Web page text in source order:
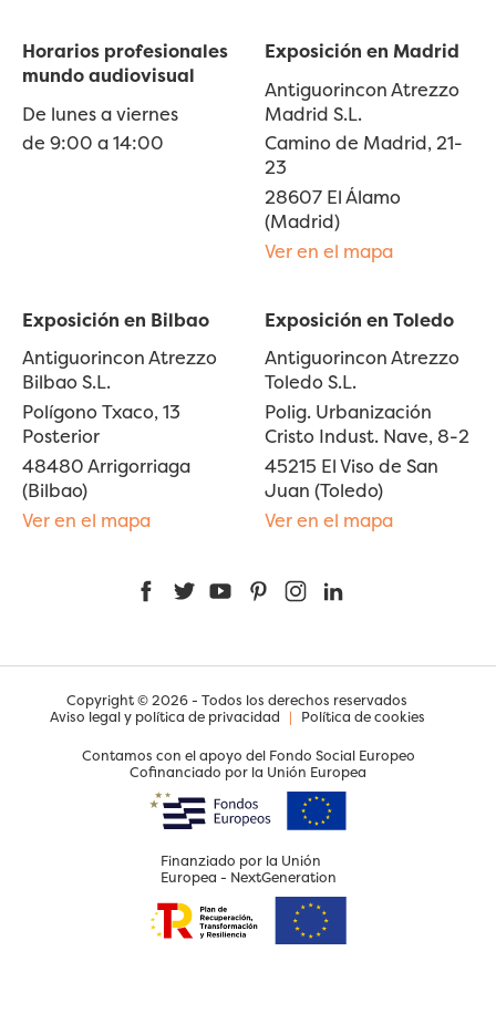
Horarios profesionales
mundo audiovisual
De lunes a viernes
de 9:00 a 14:00
Exposición en Madrid
Antiguorincon Atrezzo
Madrid S.L.
Camino de Madrid, 21-
23
28607 El Álamo
(Madrid)
Ver en el mapa
Exposición en Bilbao
Antiguorincon Atrezzo
Bilbao S.L.
Polígono Txaco, 13
Posterior
48480 Arrigorriaga
(Bilbao)
Ver en el mapa
Exposición en Toledo
Antiguorincon Atrezzo
Toledo S.L.
Polig. Urbanización
Cristo Indust. Nave, 8-2
45215 El Viso de San
Juan (Toledo)
Ver en el mapa
FacebookTwitterYouTubePinterestInstagram
Copyright © 2026 - Todos los derechos reservados
Aviso legal y política de privacidad | Política de cookies
Contamos con el apoyo del Fondo Social Europeo
Cofinanciado por la Unión Europea
Finanziado por la Unión
Europea - NextGeneration